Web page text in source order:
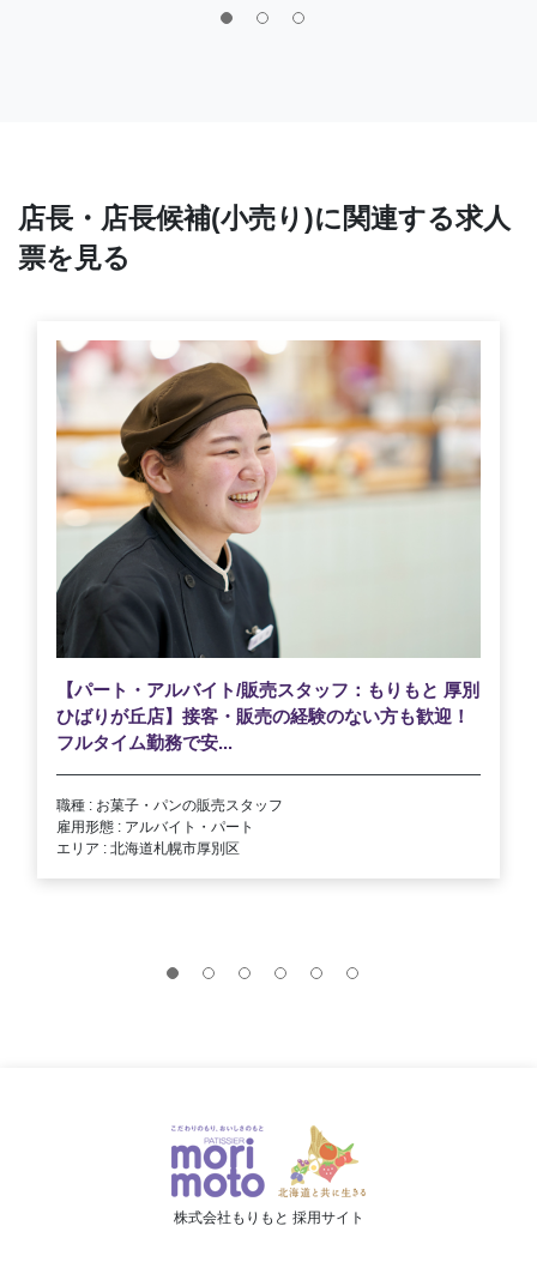
店長・店長候補(小売り)に関連する求人
票を見る
【パート・アルバイト/販売スタッフ：もりもと 厚別
ひばりが丘店】接客・販売の経験のない方も歓迎！
フルタイム勤務で安...
職種 : お菓子・パンの販売スタッフ
雇用形態 : アルバイト・パート
エリア : 北海道札幌市厚別区
株式会社もりもと 採用サイト